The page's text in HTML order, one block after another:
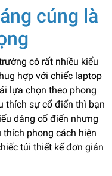
cúng là
có rất nhiều kiểu
hợp với chiếc laptop
lựa chọn theo phong
thích sự cổ điển thì bạn
dáng cổ điển nhưng
thích phong cách hiện
túi thiết kế đơn giản